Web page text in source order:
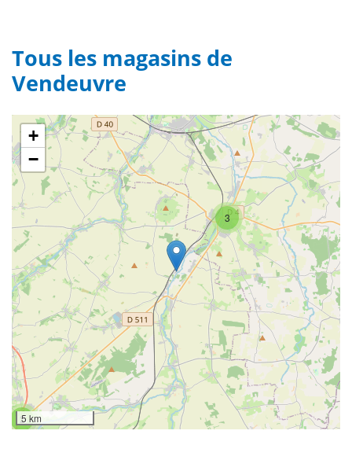
Tous les magasins de
Vendeuvre
2
3
+
−
5 km